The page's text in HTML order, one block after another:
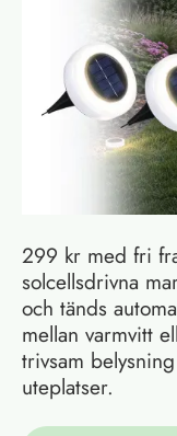
299 kr med fri
solcellsdrivna
och tänds
mellan varmvitt
trivsam
uteplatser.